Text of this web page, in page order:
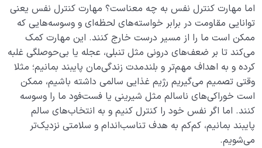
ثمره عمل مقبول چیست و چه ارتباطی با هدف خلقت ما
دارد؟
شرایط قبولی اعمال چیست؛ معرفی سه رکن اساسی قبولی
اعمال
چگونه عمل مقبول می تواند ما را به نسخه بهتری از
خودمان تبدیل کند؟
آیا رسیدن به مقام پیامبر مخصوص افراد خاصی است یا
همه می توانند به این مقام برسند؟
اما ‌‌مهارت ‌‌کنترل ‌‌نفس ‌‌به ‌‌چه ‌‌معناست؟ ‌‌مهارت ‌‌کنترل ‌‌نفس ‌‌یعنی
‌‌توانایی ‌‌مقاومت ‌‌در ‌‌برابر ‌‌خواسته‌های ‌‌لحظه‌ای ‌‌و ‌‌وسوسه‌هایی ‌‌که
‌‌ممکن ‌‌است ‌‌ما ‌‌را ‌‌از ‌‌مسیر ‌‌درست ‌‌خارج ‌‌کنند. ‌‌این ‌‌مهارت ‌‌کمک
‌‌می‌کند ‌‌تا ‌‌بر ‌‌ضعف‌های ‌‌درونی ‌‌مثل ‌‌تنبلی، ‌‌عجله ‌‌یا ‌‌بی‌حوصلگی ‌‌غلبه
‌‌کرده ‌‌و ‌‌به ‌‌اهداف ‌‌مهم‌تر ‌‌و ‌‌بلندمدت ‌‌زندگی‌مان ‌‌پایبند ‌‌بمانیم؛ ‌‌مثلا
‌‌وقتی ‌‌تصمیم ‌‌می‌گیریم ‌‌رژیم ‌‌غذایی ‌‌سالمی ‌‌داشته ‌‌باشیم، ‌‌ممکن
‌‌است ‌‌خوراکی‌های ‌‌ناسالم ‌‌مثل ‌‌شیرینی ‌‌یا ‌‌فست‌فود ‌‌ما ‌‌را ‌‌وسوسه
‌‌کنند. ‌‌اما ‌‌اگر ‌‌نفس ‌‌خود ‌‌را ‌‌کنترل ‌‌کنیم ‌‌و ‌‌به ‌‌انتخاب‌های ‌‌سالم
‌‌پایبند ‌‌بمانیم، ‌‌کم‌کم ‌‌به ‌‌هدف ‌‌تناسب‌اندام ‌‌و ‌‌سلامتی ‌‌نزدیک‌تر
‌‌می‌شویم.